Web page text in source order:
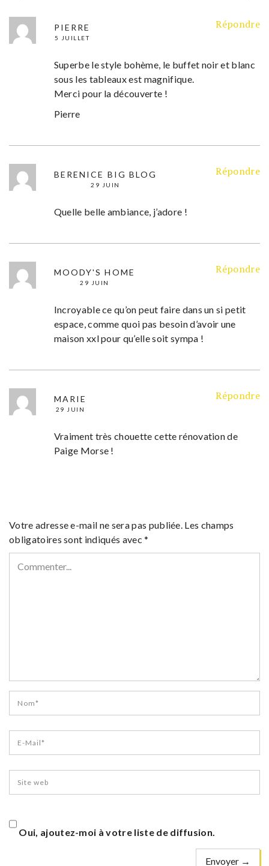
PIERRE
5 JUILLET
Répondre
Superbe le style bohème, le buffet noir et blanc
sous les tableaux est magnifique.
Merci pour la découverte !
Pierre
BERENICE BIG BLOG
29 JUIN
Répondre
Quelle belle ambiance, j’adore !
MOODY'S HOME
29 JUIN
Répondre
Incroyable ce qu’on peut faire dans un si petit
espace, comme quoi pas besoin d’avoir une
maison xxl pour qu’elle soit sympa !
MARIE
29 JUIN
Répondre
Vraiment très chouette cette rénovation de
Paige Morse !
Votre adresse e-mail ne sera pas publiée. Les champs
obligatoires sont indiqués avec*
Oui, ajoutez-moi à votre liste de diffusion.